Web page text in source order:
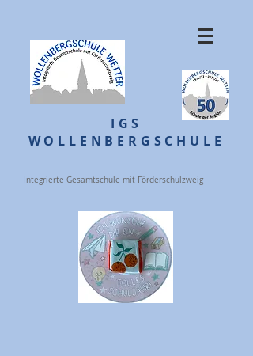
Integrierte Gesamtschule mit Förderschulzweig
IGS
WOLLENBERGSCHULE